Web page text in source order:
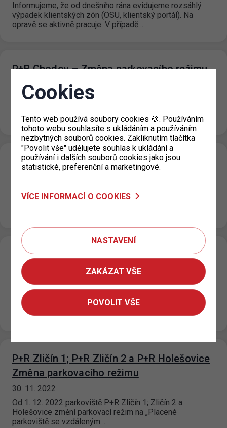
Informujeme, že od dnešního rána evidujeme rozsáhlý
výpadek klientských zón (OSU, klientský portál). Na
opravě se aktivně pracuje. V případě…
P+R Chodov – Změna parkovacího režimu
12. 12. 2022
Od 12. 12. 2022 na parkovišti P+R Chodov probíhá
pokladny umožní klientům platby mincemi, bankovkami…
Stěhování výdejny Praha 4
V týdnu od 27. 12. 2022 do 30. 12. 2022 bude probíhat
stěhování pracoviště výdeje parkovacích oprávnění pro
Parkování v ZPS po dobu vánočních svátků
01. 12. 2022
Od 23. 12. 2022 do 2. 1. 2023 bude ve
smíšených/fialových a návštěvnických/oranžových
parkovacích úsecích omezena maximální cena za každé
započaté…
P+R Zličín 1; P+R Zličín 2 a P+R Holešovice
Změna parkovacího režimu
30. 11. 2022
Od 1. 12. 2022 parkoviště P+R Zličín 1; Zličín 2 a
Holešovice změní parkovací režim na „Placené
parkoviště se vzdáleným…
Cookies
Tento web používá soubory cookies 🍪. Používáním
tohoto webu souhlasíte s ukládáním a používáním
nezbytných souborů cookies. Zakliknutím tlačítka
"Povolit vše" udělujete souhlas k ukládání a
používání i dalších souborů cookies jako jsou
statistické, preferenční a marketingové.
VÍCE INFORMACÍ O COOKIES
NASTAVENÍ
ZAKÁZAT VŠE
POVOLIT VŠE